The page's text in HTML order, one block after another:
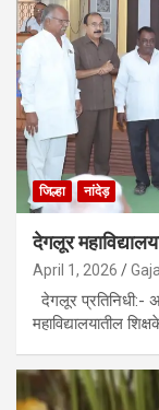
जिल्हा नांदेड़
देगलूर
April 1, 2026
देगलूर प्रतिनिधी:-
महाविद्यालयातील